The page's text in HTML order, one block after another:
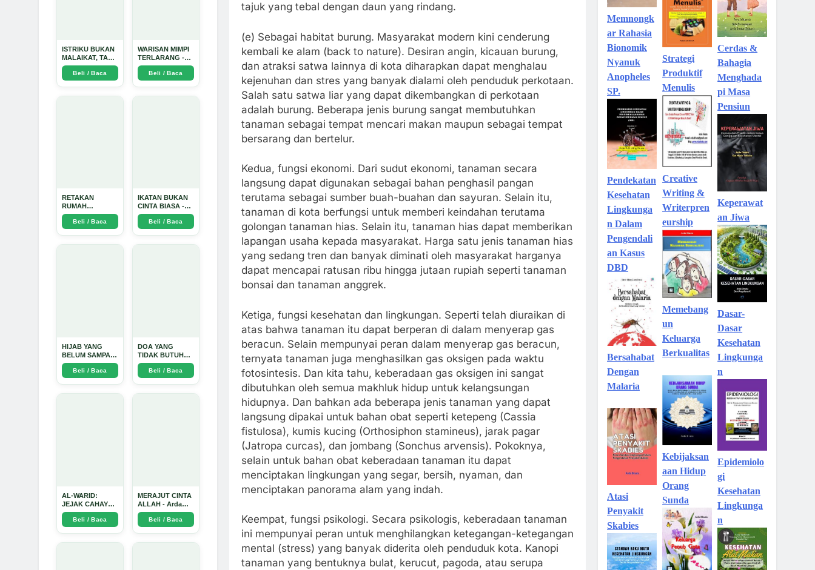
ISTRIKU BUKAN
MALAIKAT, TAPI
AKU JUGA
TIDAK SUCI -
Arda Dinata
Beli / Baca
WARISAN MIMPI
TERLARANG -
Arda Dinata
Beli / Baca
RETAKAN
RUMAH
TANGGA:
SebuahBeli / Baca
IKATAN BUKAN
CINTA BIASA -
Arda Dinata
Beli / Baca
HIJAB YANG
BELUM SAMPAI
KE HATI: Ketika
Cinta Seorang
Ustadz Menjadi
Beli / Baca
DOA YANG
TIDAK BUTUH
SINYAL: Kisah
Tiga Jiwa yang
Tersesat di Era AI
Beli / Baca
AL-WARID:
JEJAK CAHAYA
DI ANTARA DUA
ZAMAN - Arda
Dinata
Beli / Baca
MERAJUT CINTA
ALLAH - Arda
Dinata
Beli / Baca
tajuk yang tebal dengan daun yang rindang.
(e) Sebagai habitat burung. Masyarakat modern kini cenderung
kembali ke alam (back to nature). Desiran angin, kicauan burung,
dan atraksi satwa lainnya di kota diharapkan dapat menghalau
kejenuhan dan stres yang banyak dialami oleh penduduk perkotaan.
Salah satu satwa liar yang dapat dikembangkan di perkotaan
adalah burung. Beberapa jenis burung sangat membutuhkan
tanaman sebagai tempat mencari makan maupun sebagai tempat
bersarang dan bertelur.
Kedua, fungsi ekonomi. Dari sudut ekonomi, tanaman secara
langsung dapat digunakan sebagai bahan penghasil pangan
terutama sebagai sumber buah-buahan dan sayuran. Selain itu,
tanaman di kota berfungsi untuk memberi keindahan terutama
golongan tanaman hias. Selain itu, tanaman hias dapat memberikan
lapangan usaha kepada masyarakat. Harga satu jenis tanaman hias
yang sedang tren dan banyak diminati oleh masyarakat harganya
dapat mencapai ratusan ribu hingga jutaan rupiah seperti tanaman
bonsai dan tanaman anggrek.
Ketiga, fungsi kesehatan dan lingkungan. Seperti telah diuraikan di
atas bahwa tanaman itu dapat berperan di dalam menyerap gas
beracun. Selain mempunyai peran dalam menyerap gas beracun,
ternyata tanaman juga menghasilkan gas oksigen pada waktu
fotosintesis. Dan kita tahu, keberadaan gas oksigen ini sangat
dibutuhkan oleh semua makhluk hidup untuk kelangsungan
hidupnya. Dan bahkan ada beberapa jenis tanaman yang dapat
langsung dipakai untuk bahan obat seperti ketepeng (Cassia
fistulosa), kumis kucing (Orthosiphon stamineus), jarak pagar
(Jatropa curcas), dan jombang (Sonchus arvensis). Pokoknya,
selain untuk bahan obat keberadaan tanaman itu dapat
menciptakan lingkungan yang segar, bersih, nyaman, dan
menciptakan panorama alam yang indah.
Keempat, fungsi psikologi. Secara psikologis, keberadaan tanaman
ini mempunyai peran untuk menghilangkan ketegangan-ketegangan
mental (stress) yang banyak diderita oleh penduduk kota. Kanopi
tanaman yang bentuknya bulat, kerucut, pagoda, atau serupa
Memnongk
ar Rahasia
Bionomik
Nyanuk
Anopheles
SP.
Pendekatan
Kesehatan
Lingkunga
n Dalam
Pengendali
an Kasus
DBD
Bersahabat
Dengan
Malaria
Atasi
Penyakit
Skabies
Strategi
Produktif
Menulis
Creative
Writing &
Writerpren
eurship
Memebang
un
Keluarga
Berkualitas
Kebijaksan
aan Hidup
Orang
Sunda
Cerdas &
Bahagia
Menghada
pi Masa
Pensiun
Keperawat
an Jiwa
Dasar-
Dasar
Kesehatan
Lingkunga
n
Epidemiolo
gi
Kesehatan
Lingkunga
n